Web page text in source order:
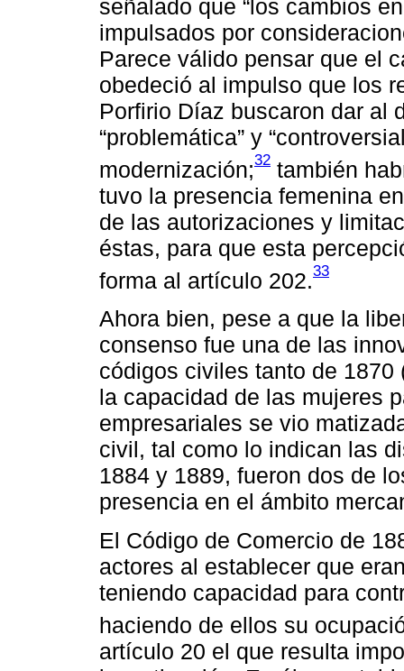
señalado que “los cambios
impulsados por
Parece válido pensar que el
obedeció al impulso que los
Porfirio Díaz buscaron dar al
“problemática” y
modernización;32 también
tuvo la presencia femenina
de las autorizaciones y
éstas, para que esta
forma al artículo 202.33
Ahora bien, pese a que la
consenso fue una de las
códigos civiles tanto de 1870
la capacidad de las mujeres
empresariales se vio
civil, tal como lo indican las
1884 y 1889, fueron dos de
presencia en el ámbito
El Código de Comercio de
actores al establecer que
teniendo capacidad para
haciendo de ellos su
artículo 20 el que resulta